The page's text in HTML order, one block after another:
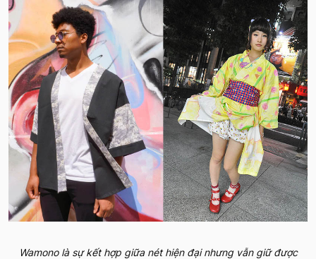
Wamono là sự kết hợp giữa nét hiện đại nhưng vẫn giữ được